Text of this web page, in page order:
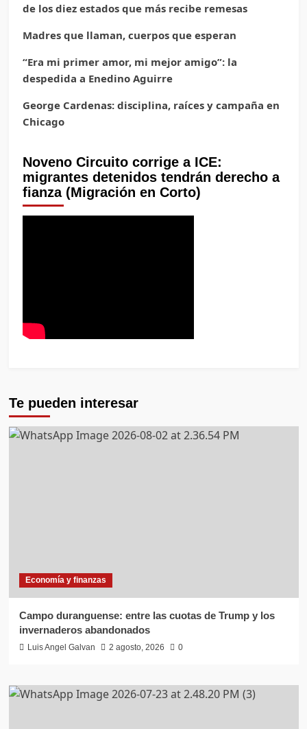
de los diez estados que más recibe remesas
Madres que llaman, cuerpos que esperan
“Era mi primer amor, mi mejor amigo”: la
despedida a Enedino Aguirre
George Cardenas: disciplina, raíces y campaña en
Chicago
Noveno Circuito corrige a ICE:
migrantes detenidos tendrán derecho a
fianza (Migración en Corto)
Te pueden interesar
Economía y finanzas
Campo duranguense: entre las cuotas de Trump y los
invernaderos abandonados
Luis Angel Galvan 2 agosto, 2026 0